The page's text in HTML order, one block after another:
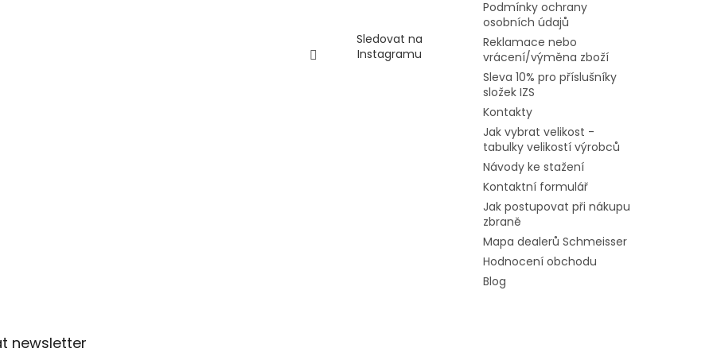
Sledovat na
Instagramu
Podmínky ochrany
osobních údajů
Reklamace nebo
vrácení/výměna zboží
Sleva 10% pro příslušníky
složek IZS
Kontakty
Jak vybrat velikost -
tabulky velikostí výrobců
Návody ke stažení
Kontaktní formulář
Jak postupovat při nákupu
zbraně
Mapa dealerů Schmeisser
Hodnocení obchodu
Blog
newsletter